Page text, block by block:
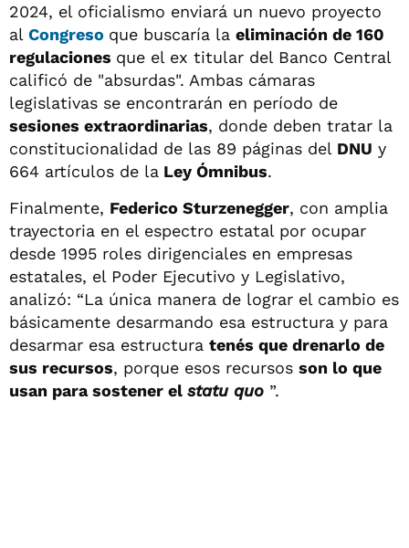
2024, el oficialismo enviará un nuevo proyecto
al Congreso que buscaría la eliminación de 160
regulaciones que el ex titular del Banco Central
calificó de "absurdas". Ambas cámaras
legislativas se encontrarán en período de
sesiones extraordinarias, donde deben tratar la
constitucionalidad de las 89 páginas del DNU y
664 artículos de la Ley Ómnibus.
Finalmente, Federico Sturzenegger, con amplia
trayectoria en el espectro estatal por ocupar
desde 1995 roles dirigenciales en empresas
estatales, el Poder Ejecutivo y Legislativo,
analizó: “La única manera de lograr el cambio es
básicamente desarmando esa estructura y para
desarmar esa estructura tenés que drenarlo de
sus recursos, porque esos recursos son lo que
usan para sostener el statu quo ”.